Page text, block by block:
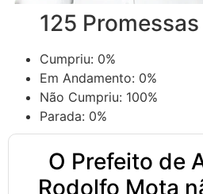
125 Promessas
Cumpriu: 0%
Em Andamento: 0%
Não Cumpriu: 100%
Parada: 0%
O Prefeito de
Rodolfo Mota